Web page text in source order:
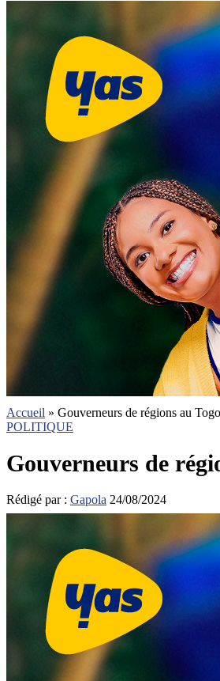
Accueil » Gouverneurs de régions au
POLITIQUE
Gouverneurs de
Rédigé par : Gapola 24/08/2024